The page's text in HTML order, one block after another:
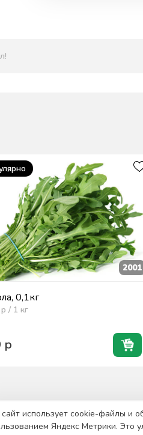
2001
0,1кг
р / 1 кг
р
использует cookie-файлы и
Яндекс Метрики. Это